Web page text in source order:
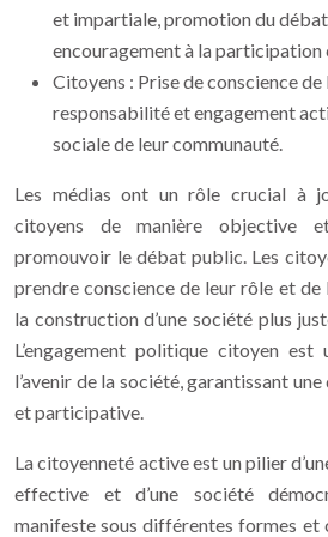
et impartiale, promotion du
encouragement à la participation
Citoyens : Prise de conscience de
responsabilité et engagement
sociale de leur communauté.
Les médias ont un rôle crucial à
citoyens de manière objective
promouvoir le débat public. Les
prendre conscience de leur rôle et
la construction d’une société plus
L’engagement politique citoyen est
l’avenir de la société, garantissant
et participative.
La citoyenneté active est un pilier
effective et d’une société
manifeste sous différentes formes et